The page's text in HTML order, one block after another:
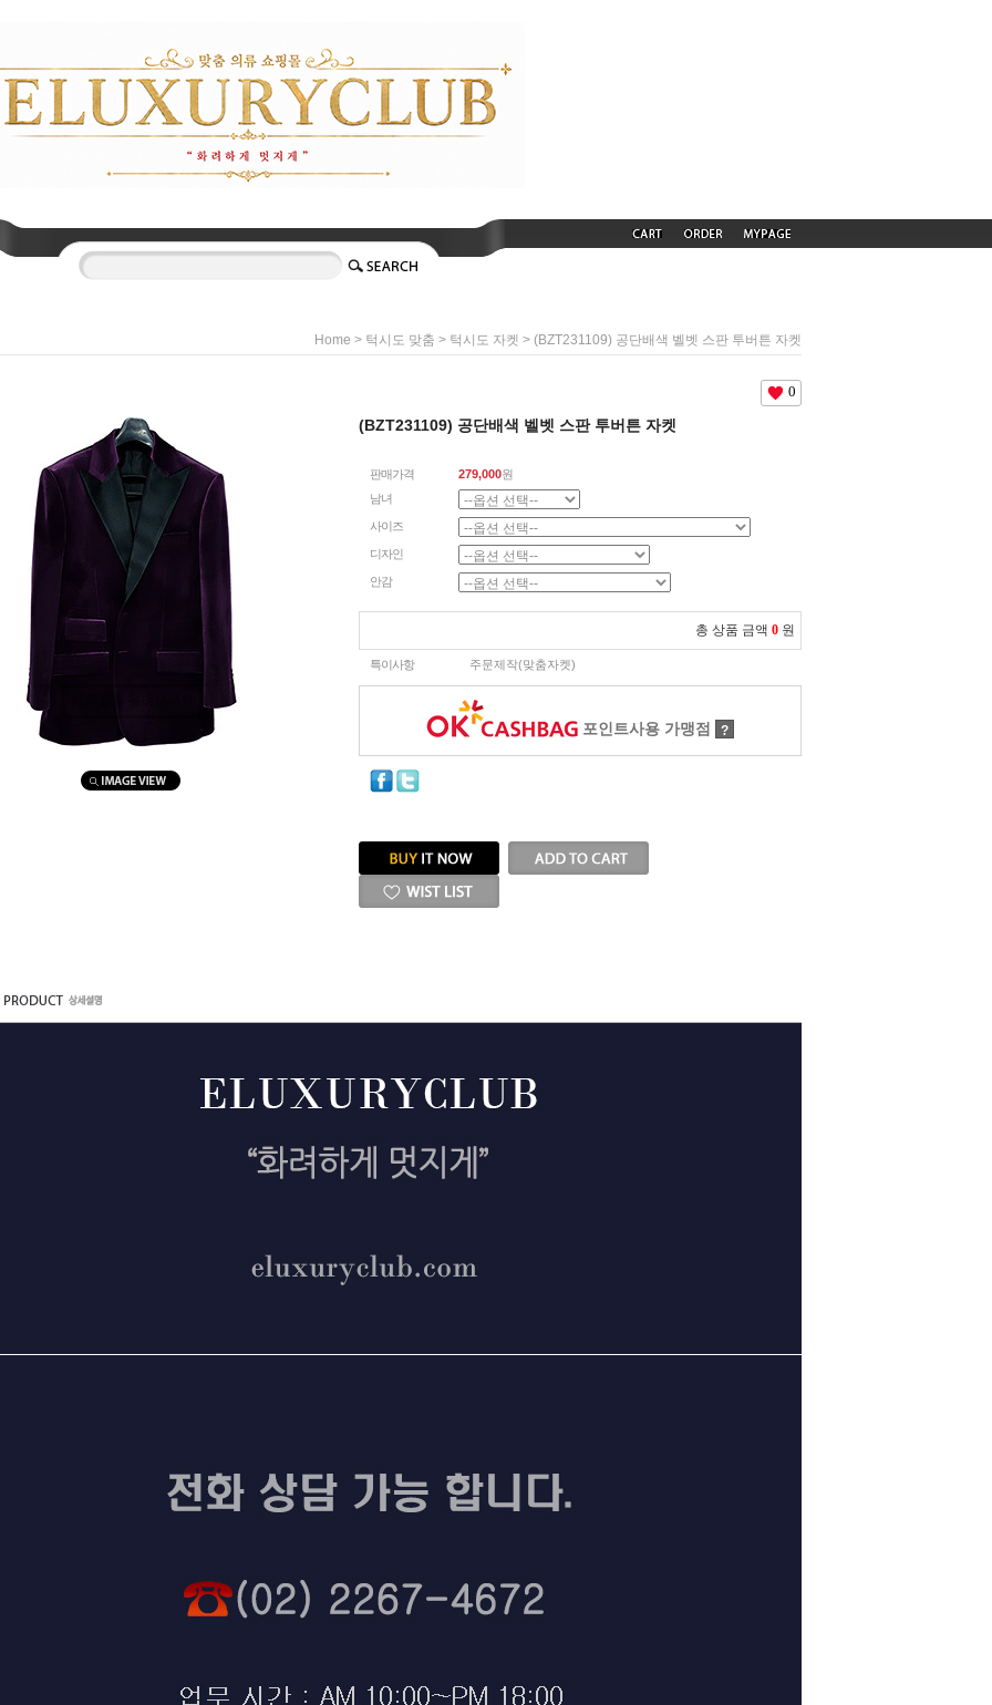
Home > 턱시도 맞춤 > 턱시도 자켓 > (BZT231109) 공단배색 벨벳 스판 투버튼 자켓
0
(BZT231109) 공단배색 벨벳 스판 투버튼 자켓
판매가격 279,000원
남녀
사이즈
디자인
안감
총 상품 금액 0 원
특이사항 주문제작(맞춤자켓)
포인트사용 가맹점 ?